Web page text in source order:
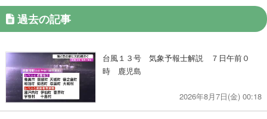
過去の記事
台風１３号 気象予報士解説 ７日午前０
時 鹿児島
2026年8月7日(金) 00:18